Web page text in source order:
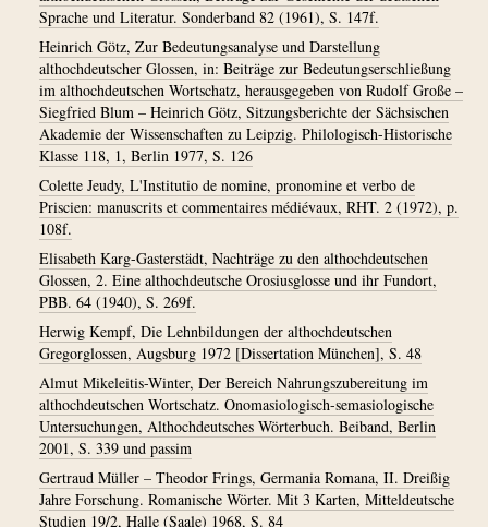
Sprache und Literatur. Sonderband 82 (1961), S. 147f.
Heinrich Götz, Zur Bedeutungsanalyse und Darstellung
althochdeutscher Glossen, in: Beiträge zur Bedeutungserschließung
im althochdeutschen Wortschatz, herausgegeben von Rudolf Große –
Siegfried Blum – Heinrich Götz, Sitzungsberichte der Sächsischen
Akademie der Wissenschaften zu Leipzig. Philologisch-Historische
Klasse 118, 1, Berlin 1977, S. 126
Colette Jeudy, L'Institutio de nomine, pronomine et verbo de
Priscien: manuscrits et commentaires médiévaux, RHT. 2 (1972), p.
108f.
Elisabeth Karg-Gasterstädt, Nachträge zu den althochdeutschen
Glossen, 2. Eine althochdeutsche Orosiusglosse und ihr Fundort,
PBB. 64 (1940), S. 269f.
Herwig Kempf, Die Lehnbildungen der althochdeutschen
Gregorglossen, Augsburg 1972 [Dissertation München], S. 48
Almut Mikeleitis-Winter, Der Bereich Nahrungszubereitung im
althochdeutschen Wortschatz. Onomasiologisch-semasiologische
Untersuchungen, Althochdeutsches Wörterbuch. Beiband, Berlin
2001, S. 339 und passim
Gertraud Müller – Theodor Frings, Germania Romana, II. Dreißig
Jahre Forschung. Romanische Wörter. Mit 3 Karten, Mitteldeutsche
Studien 19/2, Halle (Saale) 1968, S. 84